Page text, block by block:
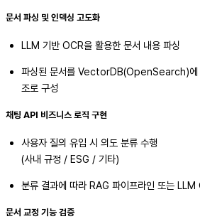
문서 파싱 및 인덱싱 고도화
LLM 기반 OCR을 활용한 문서 내용 파싱
파싱된 문서를 VectorDB(OpenSearch)에
조로 구성
채팅 API 비즈니스 로직 구현
사용자 질의 유입 시 의도 분류 수행
(사내 규정 / ESG / 기타)
분류 결과에 따라 RAG 파이프라인 또는
문서 교정 기능 검증